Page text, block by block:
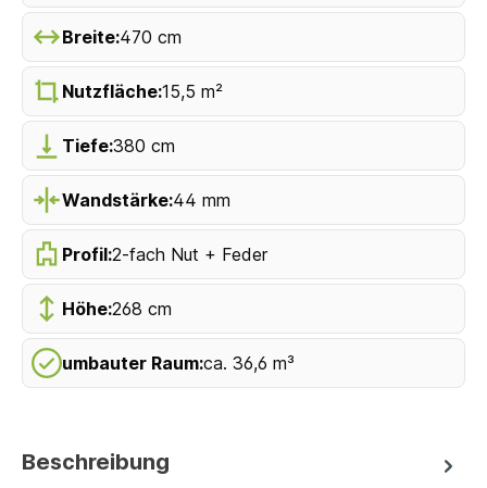
Breite:470 cm
Nutzfläche:15,5 m²
Tiefe:380 cm
Wandstärke:44 mm
Profil:2-fach Nut + Feder
Höhe:268 cm
umbauter Raum:ca. 36,6 m³
Beschreibung